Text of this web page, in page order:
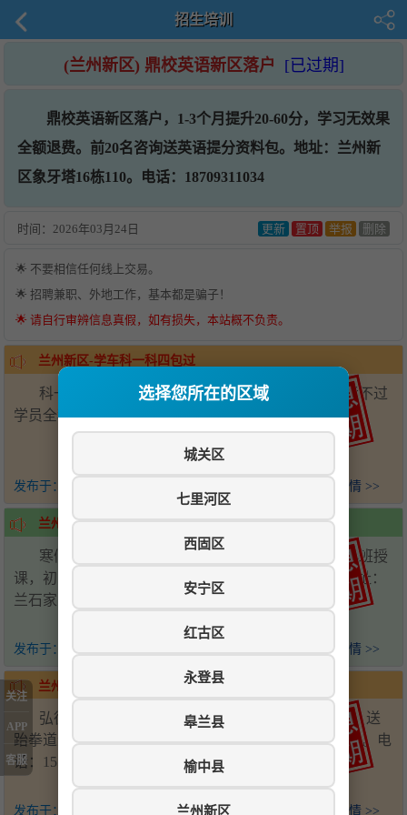
选择您所在的区域
城关区
七里河区
西固区
安宁区
红古区
永登县
皋兰县
榆中县
兰州新区
招生培训
(兰州新区) 鼎校英语新区落户 [已过期]
鼎校英语新区落户，1-3个月提升20-60分，学习无效果
全额退费。前20名咨询送英语提分资料包。地址：兰州新
区象牙塔16栋110。电话：18709311034
时间： 2026年03月24日 更新 置顶 举报 删除
🌟 不要相信任何线上交易。
🌟 招聘兼职、外地工作，基本都是骗子！
🌟 请自行审辨信息真假，如有损失，本站概不负责。
兰州新区-学车科一科四包过
科一科四理论包过，莽子班软过，科二科三多次考不过
学员全程绿通。电话：19829857023
发布于： 查看详情 >>
兰州新区-寒假辅导班招生
寒假辅导班招生，查缺补漏预科新课，单科辅导小班授
课，初中1-3年级数理化英，高中1-3年级数理化英。地址：
兰石家园。电话：18394000829
发布于： 4个月前 查看详情 >>
兰州新区-弘德跆拳道寒假班
弘德跆拳道寒假班特价招生，1月8日前报名780元，送
跆拳道道服，仅限15名。地址：雅苑西南角商业街三楼。电
话：15569994905
发布于： 查看详情 >>
关注
APP
客服